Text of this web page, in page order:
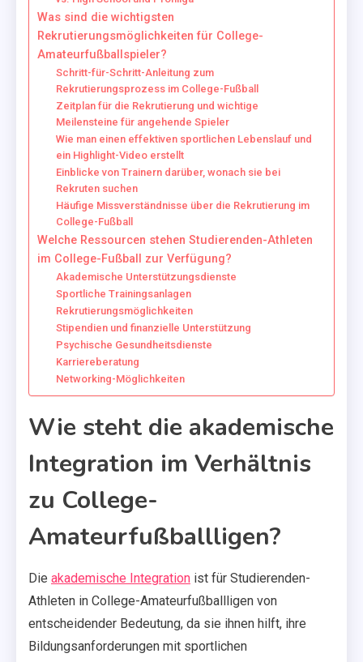
Was sind die wichtigsten
Rekrutierungsmöglichkeiten für College-
Amateurfußballspieler?
Schritt-für-Schritt-Anleitung zum
Rekrutierungsprozess im College-Fußball
Zeitplan für die Rekrutierung und wichtige
Meilensteine für angehende Spieler
Wie man einen effektiven sportlichen Lebenslauf und
ein Highlight-Video erstellt
Einblicke von Trainern darüber, wonach sie bei
Rekruten suchen
Häufige Missverständnisse über die Rekrutierung im
College-Fußball
Welche Ressourcen stehen Studierenden-Athleten
im College-Fußball zur Verfügung?
Akademische Unterstützungsdienste
Sportliche Trainingsanlagen
Rekrutierungsmöglichkeiten
Stipendien und finanzielle Unterstützung
Psychische Gesundheitsdienste
Karriereberatung
Networking-Möglichkeiten
Wie steht die akademische
Integration im Verhältnis
zu College-
Amateurfußballligen?
Die akademische Integration ist für Studierenden-
Athleten in College-Amateurfußballligen von
entscheidender Bedeutung, da sie ihnen hilft, ihre
Bildungsanforderungen mit sportlichen